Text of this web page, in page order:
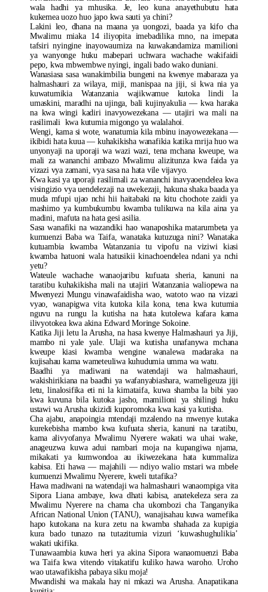
wala hadhi ya mhusika. Je, leo kuna anayethubutu hata
kukemea uozo huo japo kwa sauti ya chini?
Lakini leo, dhana na maana ya uongozi, baada ya kifo cha
Mwalimu miaka 14 iliyopita imebadilika mno, na imepata
tafsiri nyingine inayowaumiza na kuwakandamiza mamilioni
ya wanyonge huku mabepari uchwara wachache wakifaidi
pepo, kwa mbwembwe nyingi, ingali bado wako duniani.
Wanasiasa sasa wanakimbilia bungeni na kwenye mabaraza ya
halmashauri za wilaya, miji, manispaa na jiji, si kwa nia ya
kuwatumikia Watanzania wajikwamue kutoka lindi la
umaskini, maradhi na ujinga, bali kujinyakulia — kwa haraka
na kwa wingi kadiri inavyowezekana — utajiri wa mali na
rasilimali kwa kutumia migongo ya walalahoi.
Wengi, kama si wote, wanatumia kila mbinu inayowezekana —
ikibidi hata kuua — kuhakikisha wanafikia katika mrija huo wa
unyonyaji na uporaji wa wazi wazi, tena mchana kweupe, wa
mali za wananchi ambazo Mwalimu alizitunza kwa faida ya
vizazi vya zamani, vya sasa na hata vile vijavyo.
Kwa kasi ya uporaji rasilimali za wananchi inavyaoendelea kwa
visingizio vya uendelezaji na uwekezaji, hakuna shaka baada ya
muda mfupi ujao nchi hii haitabaki na kitu chochote zaidi ya
mashimo ya kumbukumbu kwamba tulikuwa na kila aina ya
madini, mafuta na hata gesi asilia.
Sasa wanafiki na wazandiki hao wanaposhika matarumbeta ya
kumuenzi Baba wa Taifa, wanataka kutuzuga nini? Wanataka
kutuambia kwamba Watanzania tu vipofu na viziwi kiasi
kwamba hatuoni wala hatusikii kinachoendelea ndani ya nchi
yetu?
Wateule wachache wanaojaribu kufuata sheria, kanuni na
taratibu kuhakikisha mali na utajiri Watanzania waliopewa na
Mwenyezi Mungu vinawafaidisha wao, watoto wao na vizazi
vyao, wanapigwa vita kutoka kila kona, tena kwa kutumia
nguvu na rungu la kutisha na hata kutolewa kafara kama
ilivyotokea kwa akina Edward Moringe Sokoine.
Katika Jiji letu la Arusha, na hasa kwenye Halmashauri ya Jiji,
mambo ni yale yale. Ulaji wa kutisha unafanywa mchana
kweupe kiasi kwamba wengine wanalewa madaraka na
kujisahau kama wameteuliwa kuhudumia umma wa watu.
Baadhi ya madiwani na watendaji wa halmashauri,
wakishirikiana na baadhi ya wafanyabiashara, wameligeuza jiji
letu, linalosifika eti ni la kimataifa, kuwa shamba la bibi yao
kwa kuvuna bila kutoka jasho, mamilioni ya shilingi huku
ustawi wa Arusha ukizidi kuporomoka kwa kasi ya kutisha.
Cha ajabu, anapoingia mtendaji mzalendo na mwenye kutaka
kurekebisha mambo kwa kufuata sheria, kanuni na taratibu,
kama alivyofanya Mwalimu Nyerere wakati wa uhai wake,
anageuzwa kuwa adui nambari moja na kupangiwa njama,
mikakati ya kumwondoa au ikiwezekana hata kummaliza
kabisa. Eti hawa — majahili — ndiyo walio mstari wa mbele
kumuenzi Mwalimu Nyerere, kweli tutafika?
Hawa madiwani na watendaji wa halmashauri wanaompiga vita
Sipora Liana ambaye, kwa dhati kabisa, anatekeleza sera za
Mwalimu Nyerere na chama cha ukombozi cha Tanganyika
African National Union (TANU), wanajisahau kuwa wamefika
hapo kutokana na kura zetu na kwamba shahada za kupigia
kura bado tunazo na tutazitumia vizuri ‘kuwashughulikia’
wakati ukifika.
Tunawaambia kuwa heri ya akina Sipora wanaomuenzi Baba
wa Taifa kwa vitendo vitakatifu kuliko hawa waroho. Uroho
wao utawafikisha pabaya siku moja!
Mwandishi wa makala hay ni mkazi wa Arusha. Anapatikana